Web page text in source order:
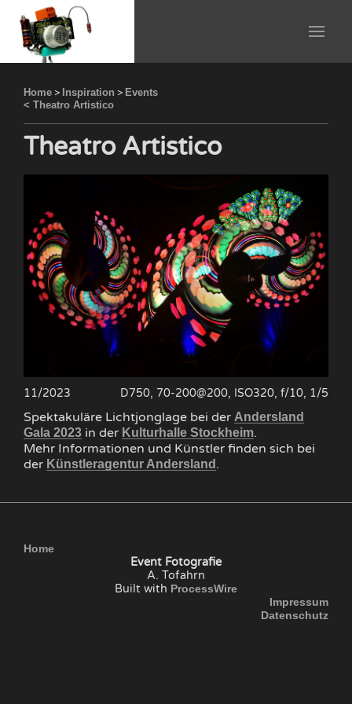
Home > Inspiration > Events
< Theatro Artistico
Theatro Artistico
11/2023 D750, 70-200@200, ISO320, f/10, 1/5
Spektakuläre Lichtjonglage bei der Andersland
Gala 2023 in der Kulturhalle Stockheim.
Mehr Informationen und Künstler finden sich bei
der Künstleragentur Andersland .
Home
Event Fotografie
A. Tofahrn
Built with ProcessWire
Impressum
Datenschutz